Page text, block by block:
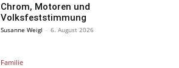
Chrom, Motoren und
Volksfeststimmung
Susanne Weigl - 6. August 2026
Familie